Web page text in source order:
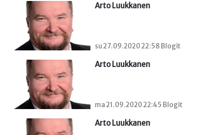
Arto Luukkanen
su 27.09.2020 22:58 Blogit
Arto Luukkanen
ma 21.09.2020 22:45 Blogit
Arto Luukkanen